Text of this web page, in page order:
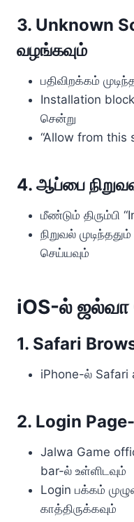
3. Unknown
வழங்கவும்
பதிவிறக்கம்
Installation
சென்று
“Allow from
4. ஆப்பை
மீண்டும் திரும்பி
நிறுவல்
செய்யவும்
iOS-ல் ஜல்வா
1. Safari
iPhone-ல்
2. Login
Jalwa Game
bar-ல் உள்ளிடவும்
Login பக்கம்
காத்திருக்கவும்